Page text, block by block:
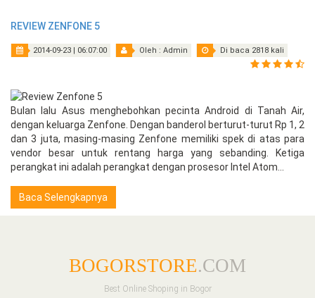
REVIEW ZENFONE 5
2014-09-23 | 06:07:00 Oleh : Admin Di baca 2818 kali
Bulan lalu Asus menghebohkan pecinta Android di Tanah Air,
dengan keluarga Zenfone. Dengan banderol berturut-turut Rp 1, 2
dan 3 juta, masing-masing Zenfone memiliki spek di atas para
vendor besar untuk rentang harga yang sebanding. Ketiga
perangkat ini adalah perangkat dengan prosesor Intel Atom...
Baca Selengkapnya
BOGORSTORE.COM
Best Online Shoping in Bogor